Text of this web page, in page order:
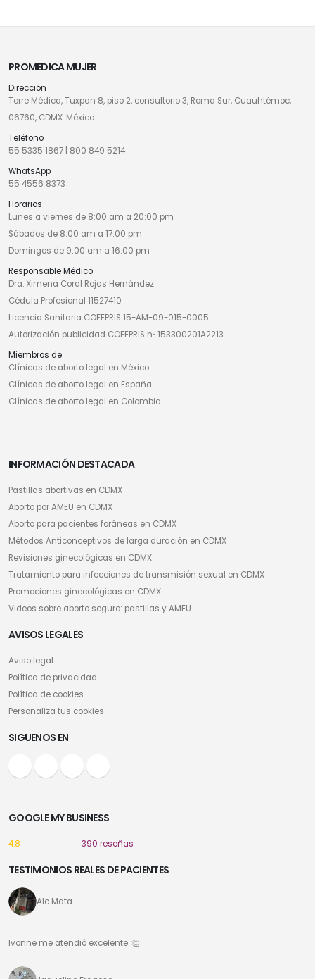
PROMEDICA MUJER
Dirección
Torre Médica, Tuxpan 8, piso 2, consultorio 3, Roma Sur, Cuauhtémoc,
06760, CDMX. México
Teléfono
55 5335 1867
800 849 5214
WhatsApp
55 4556 8373
Horarios
Lunes a viernes de 8:00 am a 20:00 pm
Sábados de 8:00 am a 17:00 pm
Domingos de 9:00 am a 16:00 pm
Responsable Médico
Dra. Ximena Coral Rojas Hernández
Cédula Profesional 11527410
Licencia Sanitaria COFEPRIS 15-AM-09-015-0005
Autorización publicidad COFEPRIS nº 153300201A2213
Miembros de
Clínicas de aborto legal en México
Clínicas de aborto legal en España
Clínicas de aborto legal en Colombia
INFORMACIÓN DESTACADA
Pastillas abortivas en CDMX
Aborto por AMEU en CDMX
Aborto para pacientes foráneas en CDMX
Métodos Anticonceptivos de larga duración en CDMX
Revisiones ginecológicas en CDMX
Tratamiento para infecciones de transmisión sexual en CDMX
Promociones ginecológicas en CDMX
Videos sobre aborto seguro: pastillas y AMEU
AVISOS LEGALES
Aviso legal
Política de privacidad
Política de cookies
Personaliza tus cookies
SIGUENOS EN
GOOGLE MY BUSINESS
4.8 390 reseñas
TESTIMONIOS REALES DE PACIENTES
Ale Mata
Ivonne me atendió excelente. 👏